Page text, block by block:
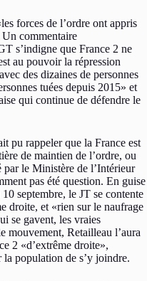
forces de l’ordre ont appris
Un commentaire
s’indigne que France 2 ne
au pouvoir la répression
des dizaines de personnes
tuées depuis 2015» et
qui continue de défendre le
pu rappeler que la France est
de maintien de l’ordre, ou
par le Ministère de l’Intérieur
pas été question. En guise
septembre, le JT se contente
droite, et «rien sur le naufrage
se gavent, les vraies
mouvement, Retailleau l’aura
2 «d’extrême droite»,
population de s’y joindre.